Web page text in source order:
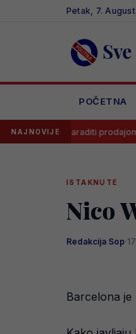
Petak, 7.
POČETNA
NAJNOVIJE
zaraditi prodajom Baždara
ISTAKNUTE
Nico
Redakcija Sop·
Barcelona